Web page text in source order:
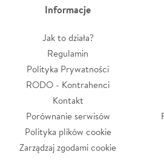
Informacje
Jak to działa?
Regulamin
Polityka Prywatności
RODO - Kontrahenci
Kontakt
Porównanie serwisów
Polityka plików cookie
Zarządzaj zgodami cookie